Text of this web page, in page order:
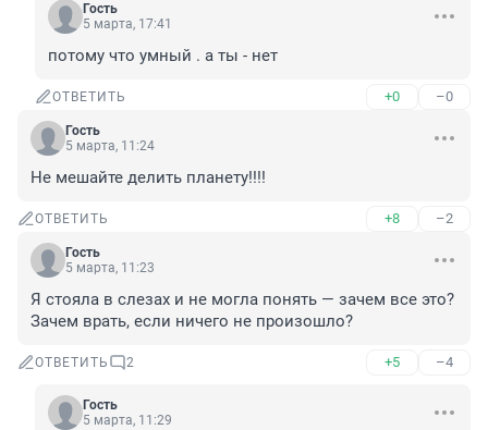
Гость
5 марта, 17:41
потому что умный . а ты - нет
ОТВЕТИТЬ +0 –0
Гость
5 марта, 11:24
Не мешайте делить планету!!!!
ОТВЕТИТЬ +8 –2
Гость
5 марта, 11:23
Я стояла в слезах и не могла понять — зачем все это?
Зачем врать, если ничего не произошло?
ОТВЕТИТЬ 2 +5 –4
Гость
5 марта, 11:29